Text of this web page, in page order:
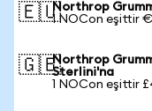
🇪🇺Northrop
1 NOCon eşittir
🇬🇧Northrop
Sterlini'na
1 NOCon eşittir